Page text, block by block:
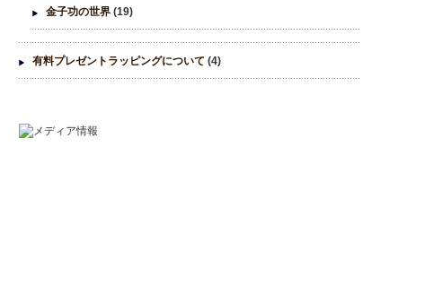
金子功の世界 (19)
有料プレゼントラッピングについて (4)